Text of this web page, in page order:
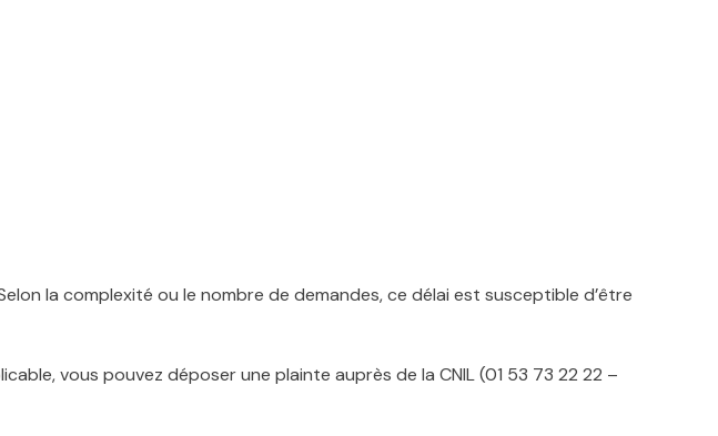
la complexité ou le nombre de demandes, ce délai est susceptible d’être
vous pouvez déposer une plainte auprès de la CNIL (01 53 73 22 22 –